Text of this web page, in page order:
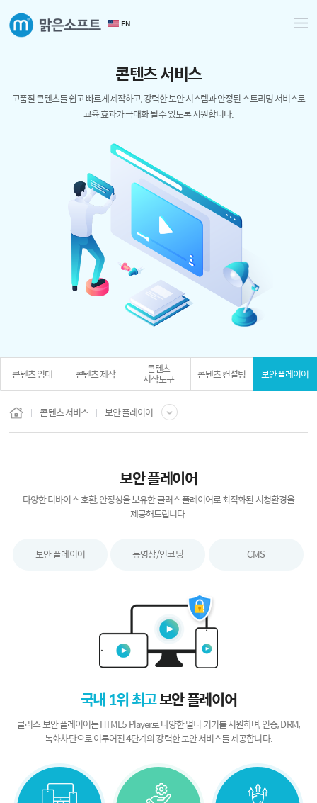
EN
콘텐츠서비스
고품질 콘텐츠를 쉽고 빠르게 제작하고, 강력한 보안 시스템과안정된 스트리밍 서비스로
교육 효과가 극대화 될 수 있도록 지원합니다.
콘텐츠 임대 콘텐츠 제작 콘텐츠
저작도구 콘텐츠 컨설팅 보안 플레이어
콘텐츠 서비스 보안 플레이어
보안 플레이어
다양한 디바이스 호환, 안정성을 보유한 콜러스 플레이어로 최적화된 시청환경을
제공해드립니다.
보안 플레이어 동영상/인코딩 CMS
국내 1위 최고보안 플레이어
콜러스 보안 플레이어는 HTML5 Player로 다양한 멀티 기기를 지원하며,인증, DRM,
녹화차단으로 이루어진 4단계의 강력한 보안 서비스를 제공합니다.